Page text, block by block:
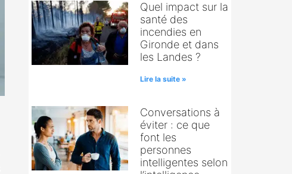
Quel impact sur la
santé des
incendies en
Gironde et dans
les Landes ?
Lire la suite »
Conversations à
éviter : ce que
font les
personnes
intelligentes selon